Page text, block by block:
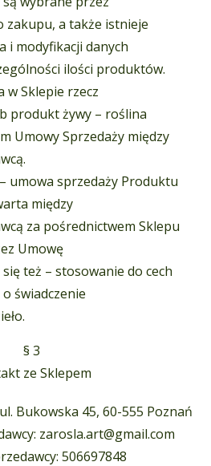
zakupu, a także istnieje
i modyfikacji danych
ilości produktów.
w Sklepie rzecz
produkt żywy – roślina
Umowy Sprzedaży między
umowa sprzedaży Produktu
między
za pośrednictwem Sklepu
Umowę
też – stosowanie do cech
świadczenie
§ 3
ze Sklepem
Bukowska 45, 60-555 Poznań
zarosla.art@gmail.com
506697848